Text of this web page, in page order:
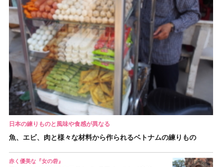
日本の練りものと風味や食感が異なる
魚、エビ、肉と様々な材料から作られるベトナムの練りもの
赤く優美な『女の砦』